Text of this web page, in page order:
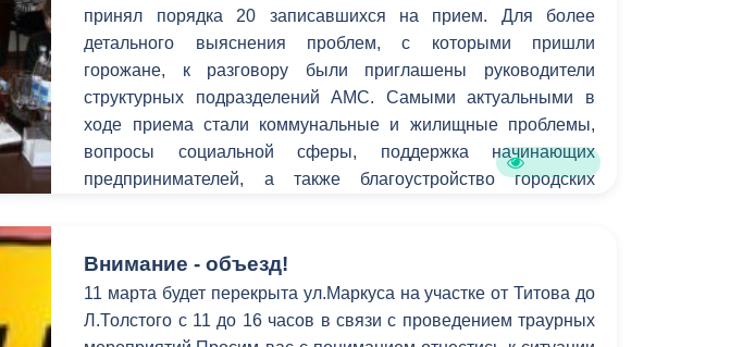
Кадровая политика Противодействие коррупции
Контактная информация Градостроительная деятельность
Списки граждан, состоящих на
учете в качестве нуждающихся в
улучшении жилищных условий по
Формирование комфортной
городской среды
Общественное обсуждение
документов стратегического
Гражданская оборона в
чрезвычайных ситуациях
принял порядка 20 записавшихся на прием. Для более
детального выяснения проблем, с которыми пришли
горожане, к разговору были приглашены руководители
структурных подразделений АМС. Самыми актуальными в
ходе приема стали коммунальные и жилищные проблемы,
вопросы социальной сферы, поддержка начинающих
предпринимателей, а также благоустройство городских
Внимание - объезд!
11 марта будет перекрыта ул.Маркуса на участке от Титова до
Л.Толстого с 11 до 16 часов в связи с проведением траурных